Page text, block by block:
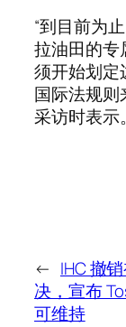
“到目前为
拉油田的专
须开始划定
国际法规则
采访时表示
← IHC 撤
决，宣布
可维持